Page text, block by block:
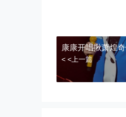
康康开唱揪萧
< <上一篇